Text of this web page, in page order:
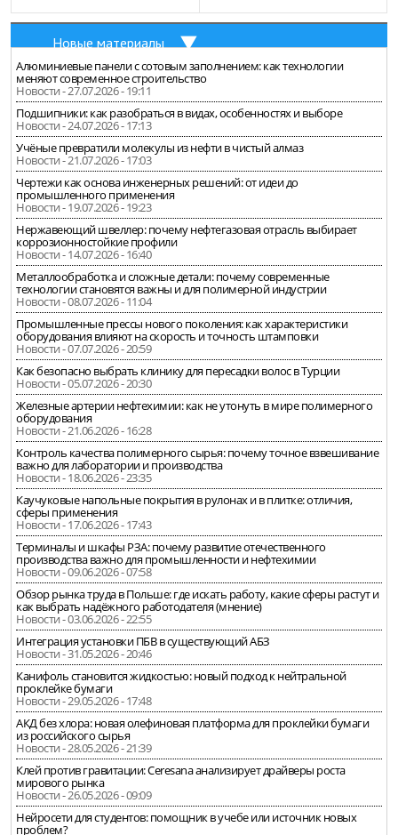
Новые материалы
Алюминиевые панели с сотовым заполнением: как технологии
меняют современное строительство
Новости - 27.07.2026 - 19:11
Подшипники: как разобраться в видах, особенностях и выборе
Новости - 24.07.2026 - 17:13
Учёные превратили молекулы из нефти в чистый алмаз
Новости - 21.07.2026 - 17:03
Чертежи как основа инженерных решений: от идеи до
промышленного применения
Новости - 19.07.2026 - 19:23
Нержавеющий швеллер: почему нефтегазовая отрасль выбирает
коррозионностойкие профили
Новости - 14.07.2026 - 16:40
Металлообработка и сложные детали: почему современные
технологии становятся важны и для полимерной индустрии
Новости - 08.07.2026 - 11:04
Промышленные прессы нового поколения: как характеристики
оборудования влияют на скорость и точность штамповки
Новости - 07.07.2026 - 20:59
Как безопасно выбрать клинику для пересадки волос в Турции
Новости - 05.07.2026 - 20:30
Железные артерии нефтехимии: как не утонуть в мире полимерного
оборудования
Новости - 21.06.2026 - 16:28
Контроль качества полимерного сырья: почему точное взвешивание
важно для лаборатории и производства
Новости - 18.06.2026 - 23:35
Каучуковые напольные покрытия в рулонах и в плитке: отличия,
сферы применения
Новости - 17.06.2026 - 17:43
Терминалы и шкафы РЗА: почему развитие отечественного
производства важно для промышленности и нефтехимии
Новости - 09.06.2026 - 07:58
Обзор рынка труда в Польше: где искать работу, какие сферы растут и
как выбрать надёжного работодателя (мнение)
Новости - 03.06.2026 - 22:55
Интеграция установки ПБВ в существующий АБЗ
Новости - 31.05.2026 - 20:46
Канифоль становится жидкостью: новый подход к нейтральной
проклейке бумаги
Новости - 29.05.2026 - 17:48
АКД без хлора: новая олефиновая платформа для проклейки бумаги
из российского сырья
Новости - 28.05.2026 - 21:39
Клей против гравитации: Ceresana анализирует драйверы роста
мирового рынка
Новости - 26.05.2026 - 09:09
Нейросети для студентов: помощник в учебе или источник новых
проблем?